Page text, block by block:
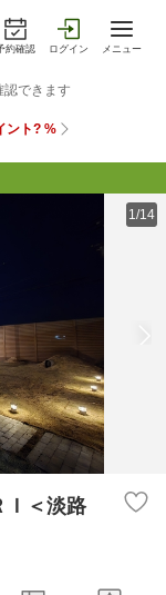
約確認 ログイン メニュー
1/14
＜淡路